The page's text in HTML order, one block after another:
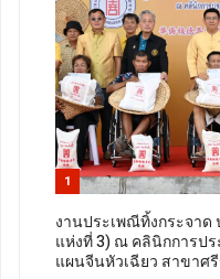
1
งานประเพณีทิ้งกระจาด
แห่งที่ 3) ณ คลินิกการป
แผนจีนหัวเฉียว สาขาศ